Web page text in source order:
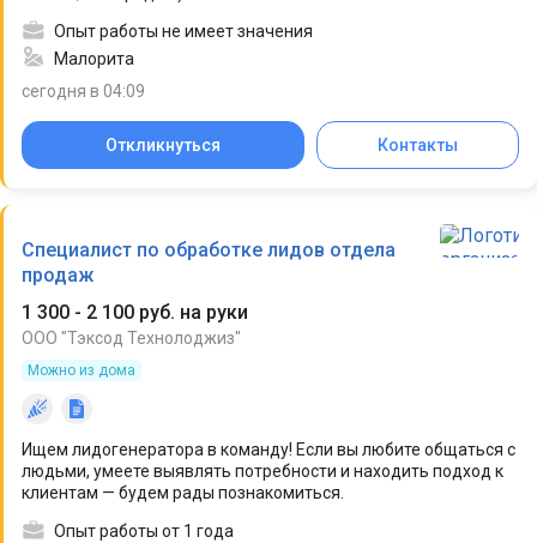
Опыт работы не имеет значения
Малорита
сегодня в 04:09
Откликнуться Контакты
Специалист по обработке лидов отдела
продаж
1 300 - 2 100 руб. на руки
ООО "Тэксод Технолоджиз"
Можно из дома
Ищем лидогенератора в команду! Если вы любите общаться с
людьми, умеете выявлять потребности и находить подход к
клиентам — будем рады познакомиться.
Опыт работы от 1 года